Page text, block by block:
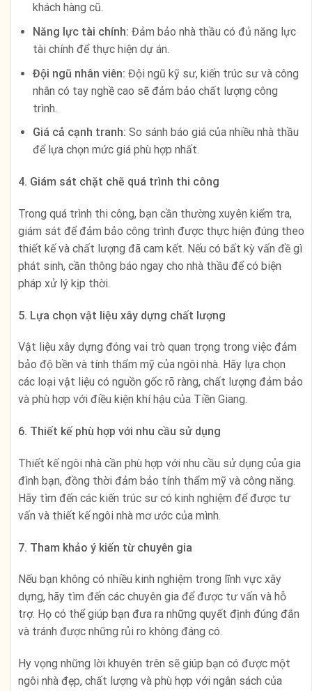
khách hàng cũ.
Năng lực tài chính: Đảm bảo nhà thầu có đủ năng lực
tài chính để thực hiện dự án.
Đội ngũ nhân viên: Đội ngũ kỹ sư, kiến trúc sư và công
nhân có tay nghề cao sẽ đảm bảo chất lượng công
trình.
Giá cả cạnh tranh: So sánh báo giá của nhiều nhà thầu
để lựa chọn mức giá phù hợp nhất.
4. Giám sát chặt chẽ quá trình thi công
Trong quá trình thi công, bạn cần thường xuyên kiểm tra,
giám sát để đảm bảo công trình được thực hiện đúng theo
thiết kế và chất lượng đã cam kết. Nếu có bất kỳ vấn đề gì
phát sinh, cần thông báo ngay cho nhà thầu để có biện
pháp xử lý kịp thời.
5. Lựa chọn vật liệu xây dựng chất lượng
Vật liệu xây dựng đóng vai trò quan trọng trong việc đảm
bảo độ bền và tính thẩm mỹ của ngôi nhà. Hãy lựa chọn
các loại vật liệu có nguồn gốc rõ ràng, chất lượng đảm bảo
và phù hợp với điều kiện khí hậu của Tiền Giang.
6. Thiết kế phù hợp với nhu cầu sử dụng
Thiết kế ngôi nhà cần phù hợp với nhu cầu sử dụng của gia
đình bạn, đồng thời đảm bảo tính thẩm mỹ và công năng.
Hãy tìm đến các kiến trúc sư có kinh nghiệm để được tư
vấn và thiết kế ngôi nhà mơ ước của mình.
7. Tham khảo ý kiến từ chuyên gia
Nếu bạn không có nhiều kinh nghiệm trong lĩnh vực xây
dựng, hãy tìm đến các chuyên gia để được tư vấn và hỗ
trợ. Họ có thể giúp bạn đưa ra những quyết định đúng đắn
và tránh được những rủi ro không đáng có.
Hy vọng những lời khuyên trên sẽ giúp bạn có được một
ngôi nhà đẹp, chất lượng và phù hợp với ngân sách của